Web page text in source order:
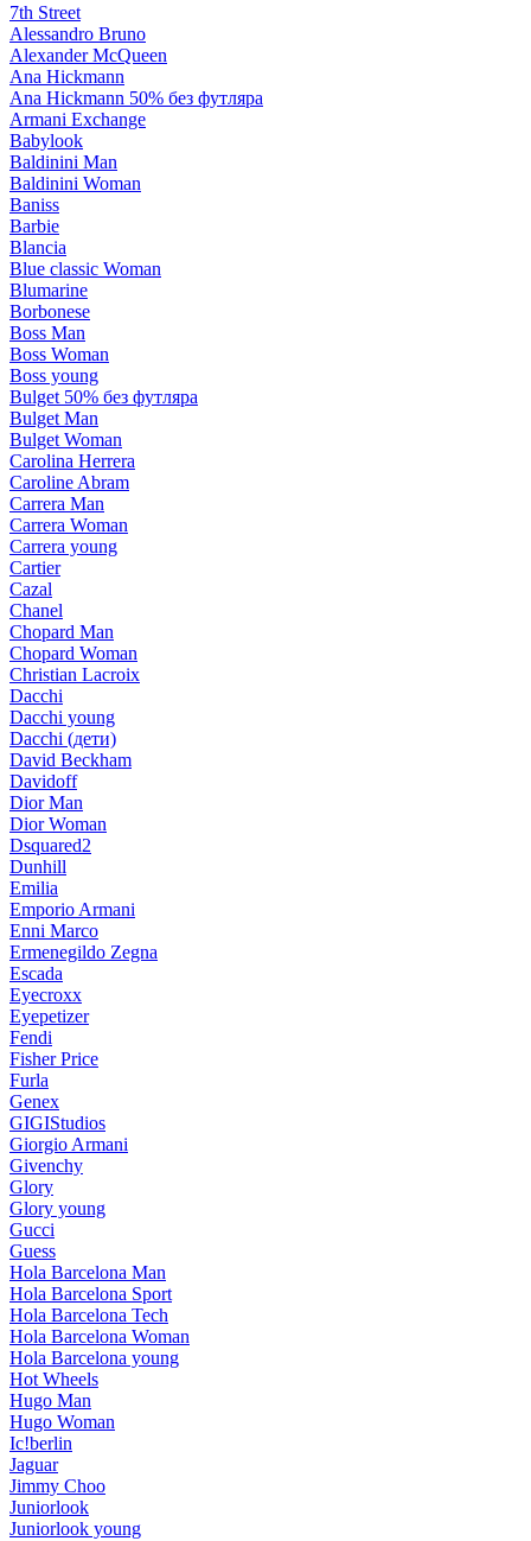
7th Street
Alessandro Bruno
Alexander McQueen
Ana Hickmann
Ana Hickmann 50% без футляра
Armani Exchange
Babylook
Baldinini Man
Baldinini Woman
Baniss
Barbie
Blancia
Blue classic Woman
Blumarine
Borbonese
Boss Man
Boss Woman
Boss young
Bulget 50% без футляра
Bulget Man
Bulget Woman
Carolina Herrera
Caroline Abram
Carrera Man
Carrera Woman
Carrera young
Cartier
Cazal
Chanel
Chopard Man
Chopard Woman
Christian Lacroix
Dacchi
Dacchi young
Dacchi (дети)
David Beckham
Davidoff
Dior Man
Dior Woman
Dsquared2
Dunhill
Emilia
Emporio Armani
Enni Marco
Ermenegildo Zegna
Escada
Eyecroxx
Eyepetizer
Fendi
Fisher Price
Furla
Genex
GIGIStudios
Giorgio Armani
Givenchy
Glory
Glory young
Gucci
Guess
Hola Barcelona Man
Hola Barcelona Sport
Hola Barcelona Tech
Hola Barcelona Woman
Hola Barcelona young
Hot Wheels
Hugo Man
Hugo Woman
Ic!berlin
Jaguar
Jimmy Choo
Juniorlook
Juniorlook young